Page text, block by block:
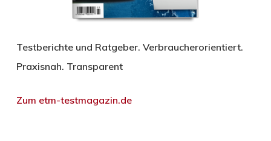
Testberichte und Ratgeber. Verbraucherorientiert.
Praxisnah. Transparent
Zum etm-testmagazin.de